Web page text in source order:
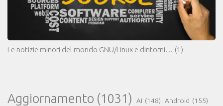
Le notizie minori del mondo GNU/Linux e dintorni… (1)
Aggiornamento (1031) AI (148) Android (155)